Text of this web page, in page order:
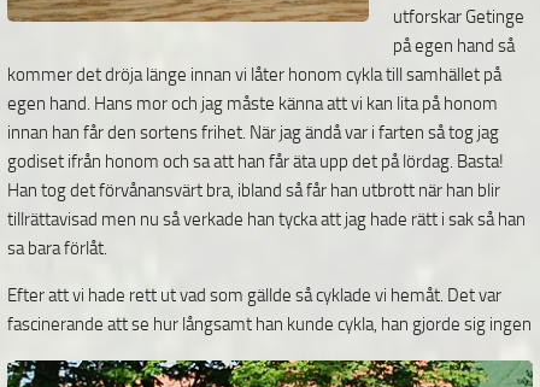
utforskar Getinge
på egen hand så
kommer det dröja länge innan vi låter honom cykla till samhället på
egen hand. Hans mor och jag måste känna att vi kan lita på honom
innan han får den sortens frihet. När jag ändå var i farten så tog jag
godiset ifrån honom och sa att han får äta upp det på lördag. Basta!
Han tog det förvånansvärt bra, ibland så får han utbrott när han blir
tillrättavisad men nu så verkade han tycka att jag hade rätt i sak så han
sa bara förlåt.
Efter att vi hade rett ut vad som gällde så cyklade vi hemåt. Det var
fascinerande att se hur långsamt han kunde cykla, han gjorde sig ingen